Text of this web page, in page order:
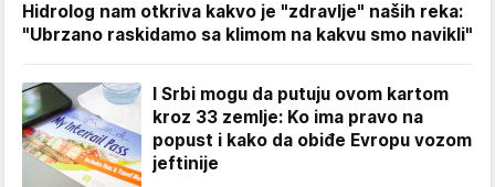
Hidrolog nam otkriva kakvo je "zdravlje" naših reka:
"Ubrzano raskidamo sa klimom na kakvu smo navikli"
I Srbi mogu da putuju ovom kartom
kroz 33 zemlje: Ko ima pravo na
popust i kako da obiđe Evropu vozom
jeftinije